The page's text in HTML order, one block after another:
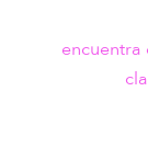
encuentra